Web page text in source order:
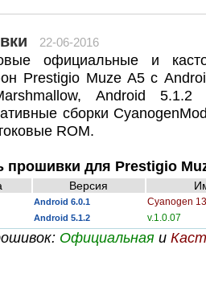
22-06-2016
официальные и
Prestigio Muze A5 с
Android
сборки
ROM.
прошивки для Prestigio
Версия
Android 6.0.1 Cyanogen 13
Android 5.1.2 v.1.0.07
Официальнаяи